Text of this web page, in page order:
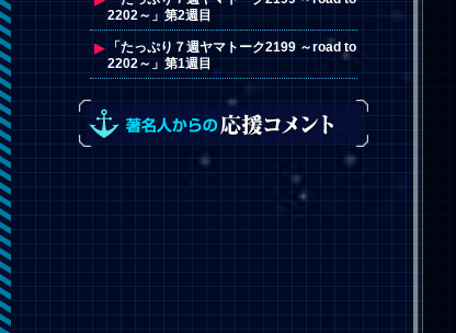
2202～」第2週目
「たっぷり７週ヤマトーク2199 ～road to
2202～」第1週目